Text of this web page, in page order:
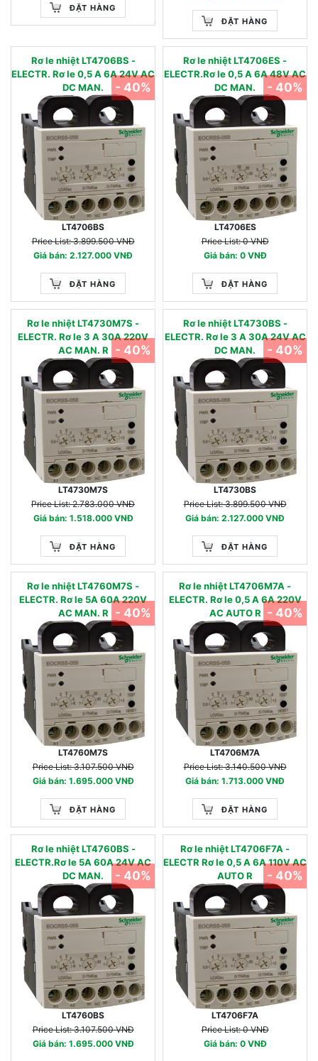
ĐẶT HÀNG
ĐẶT HÀNG
Rơ le nhiệt LT4706BS -
ELECTR. Rơ le 0,5 A 6A 24V AC
DC MAN.
LT4706BS
Price List: 3.899.500 VNĐ
Giá bán: 2.127.000 VNĐ
ĐẶT HÀNG
- 40%
Rơ le nhiệt LT4706ES -
ELECTR.Rơ le 0,5 A 6A 48V AC
DC MAN.
LT4706ES
Price List: 0 VNĐ
Giá bán: 0 VNĐ
ĐẶT HÀNG
- 40%
Rơ le nhiệt LT4730M7S -
ELECTR. Rơ le 3 A 30A 220V
AC MAN. R
LT4730M7S
Price List: 2.783.000 VNĐ
Giá bán: 1.518.000 VNĐ
ĐẶT HÀNG
- 40%
Rơ le nhiệt LT4730BS -
ELECTR. Rơ le 3 A 30A 24V AC
DC MAN.
LT4730BS
Price List: 3.899.500 VNĐ
Giá bán: 2.127.000 VNĐ
ĐẶT HÀNG
- 40%
Rơ le nhiệt LT4760M7S -
ELECTR. Rơ le 5A 60A 220V
AC MAN. R
LT4760M7S
Price List: 3.107.500 VNĐ
Giá bán: 1.695.000 VNĐ
ĐẶT HÀNG
- 40%
Rơ le nhiệt LT4706M7A -
ELECTR. Rơ le 0,5 A 6A 220V
AC AUTO R
LT4706M7A
Price List: 3.140.500 VNĐ
Giá bán: 1.713.000 VNĐ
ĐẶT HÀNG
- 40%
Rơ le nhiệt LT4760BS -
ELECTR.Rơ le 5A 60A 24V AC
DC MAN.
LT4760BS
Price List: 3.107.500 VNĐ
Giá bán: 1.695.000 VNĐ
- 40%
Rơ le nhiệt LT4706F7A -
ELECTR Rơ le 0,5 A 6A 110V AC
AUTO R
LT4706F7A
Price List: 0 VNĐ
Giá bán: 0 VNĐ
- 40%